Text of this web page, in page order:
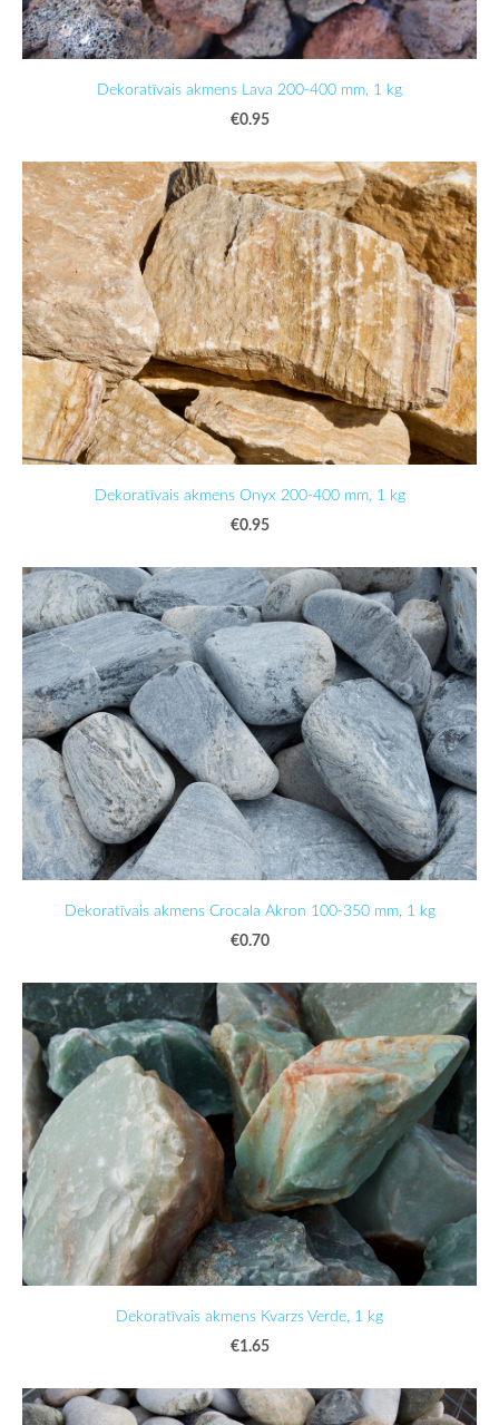
Dekoratīvais akmens Lava 200-400 mm, 1 kg
€0.95
Dekoratīvais akmens Onyx 200-400 mm, 1 kg
€0.95
Dekoratīvais akmens Crocala Akron 100-350 mm, 1 kg
€0.70
Dekoratīvais akmens Kvarzs Verde, 1 kg
€1.65